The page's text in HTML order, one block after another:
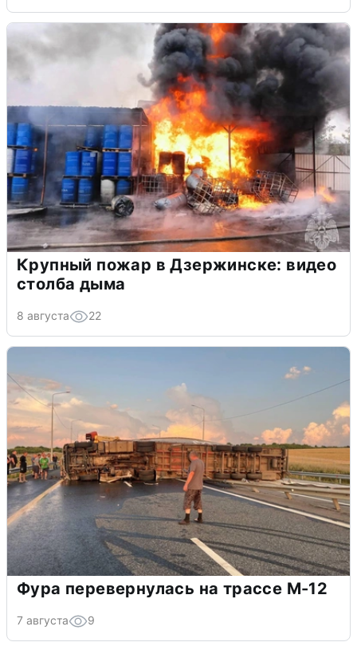
Крупный пожар в Дзержинске: видео
столба дыма
8 августа 22
Фура перевернулась на трассе М-12
7 августа 9